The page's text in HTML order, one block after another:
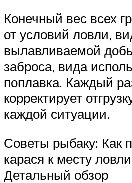
Конечный вес всех
от условий ловли,
вылавливаемой
заброса, вида
поплавка. Каждый
корректирует
каждой ситуации.
Советы рыбаку: Как
карася к месту
Детальный обзор